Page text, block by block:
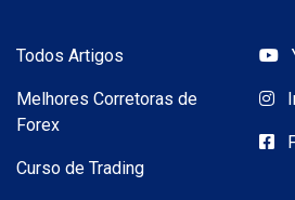
Todos Artigos
Melhores Corretoras de
Forex
Curso de Trading